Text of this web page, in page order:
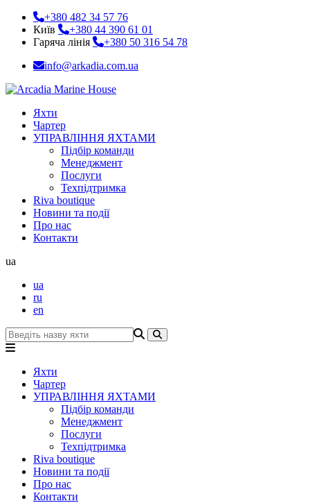
+380 482 34 57 76
Київ
+380 44 390 61 01
Гаряча лінія
+380 50 316 54 78
info@arkadia.com.ua
Яхти
Чартер
УПРАВЛІННЯ ЯХТАМИ
Підбір команди
Менеджмент
Послуги
Техпідтримка
Riva boutique
Новини та події
Про нас
Контакти
ua
ua
ru
en
Яхти
Чартер
УПРАВЛІННЯ ЯХТАМИ
Підбір команди
Менеджмент
Послуги
Техпідтримка
Riva boutique
Новини та події
Про нас
Контакти